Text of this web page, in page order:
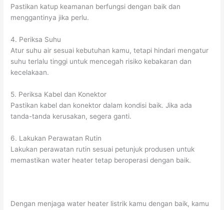
Pastikan katup keamanan berfungsi dengan baik dan
menggantinya jika perlu.
4. Periksa Suhu
Atur suhu air sesuai kebutuhan kamu, tetapi hindari mengatur
suhu terlalu tinggi untuk mencegah risiko kebakaran dan
kecelakaan.
5. Periksa Kabel dan Konektor
Pastikan kabel dan konektor dalam kondisi baik. Jika ada
tanda-tanda kerusakan, segera ganti.
6. Lakukan Perawatan Rutin
Lakukan perawatan rutin sesuai petunjuk produsen untuk
memastikan water heater tetap beroperasi dengan baik.
Dengan menjaga water heater listrik kamu dengan baik, kamu